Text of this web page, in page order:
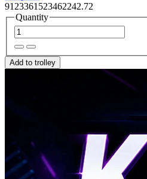
9123361523462242.72
Quantity
Add to trolley